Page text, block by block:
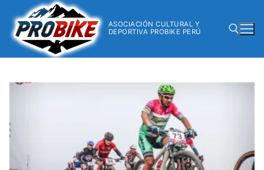
ASOCIACIÓN CULTURAL Y
DEPORTIVA PROBIKE PERÚ